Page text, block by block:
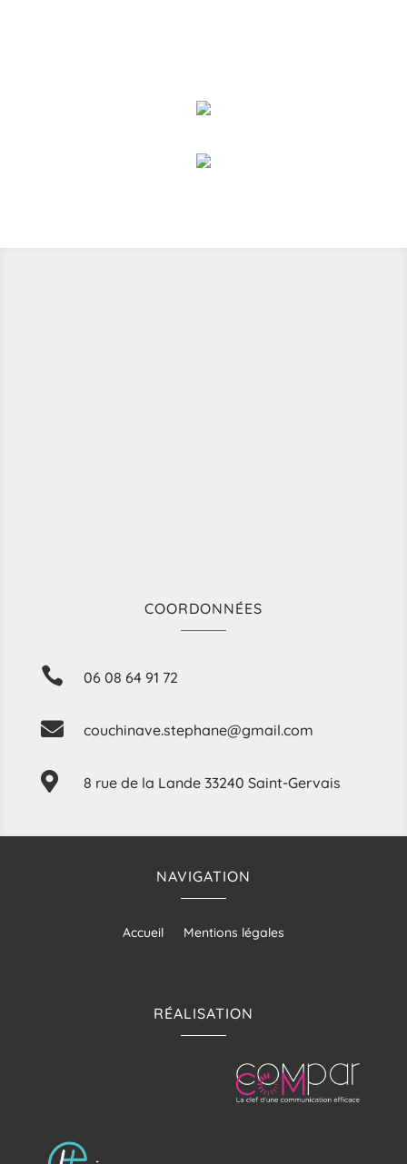
COORDONNÉES
 06 08 64 91 72
 couchinave.stephane@gmail.com
 8 rue de la Lande 33240 Saint-Gervais
NAVIGATION
Accueil Mentions légales
RÉALISATION